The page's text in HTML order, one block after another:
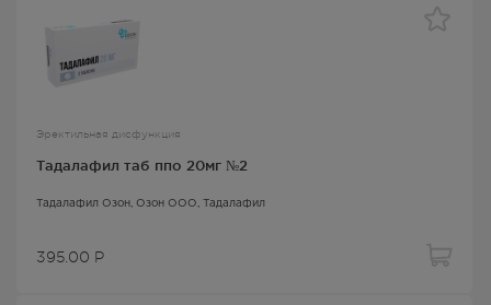
Эректильная дисфункция
Тадалафил таб ппо 20мг №2
Тадалафил Озон , Озон ООО, Тадалафил
395.00 Р